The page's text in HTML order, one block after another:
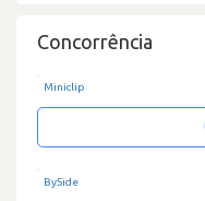
Concorrência
Miniclip
BySide